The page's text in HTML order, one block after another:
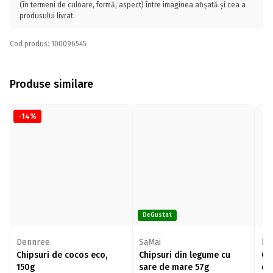
(în termeni de culoare, formă, aspect) între imaginea afișată și cea a
produsului livrat.
Cod produs: 100096545
Produse similare
-14%
Dennree
Chipsuri de cocos eco,
150g
DeGustat
SaMai
Chipsuri din legume cu
sare de mare 57g